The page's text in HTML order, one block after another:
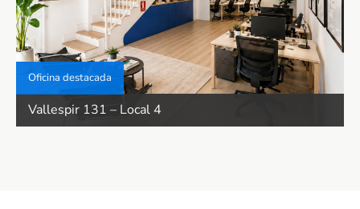
Vallespir 131 – Local 4
Oficina destacada